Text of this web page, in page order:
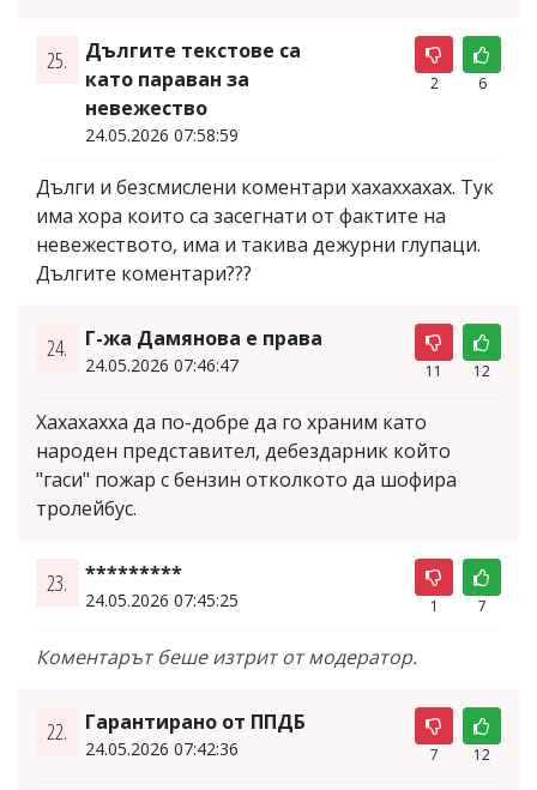
25.
Дългите текстове са
като параван за
невежество
24.05.2026 07:58:59
2 6
Дълги и безсмислени коментари хахаххахах. Тук
има хора които са засегнати от фактите на
невежеството, има и такива дежурни глупаци.
Дългите коментари???
24. Г-жа Дамянова е права
24.05.2026 07:46:47 11 12
Хахахахха да по-добре да го храним като
народен представител, дебездарник който
"гаси" пожар с бензин отколкото да шофира
тролейбус.
23. *********
24.05.2026 07:45:25 1 7
Коментарът беше изтрит от модератор.
22. Гарантирано от ППДБ
24.05.2026 07:42:36 7 12